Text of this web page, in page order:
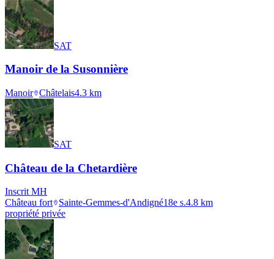
SAT
Manoir de la Susonnière
Manoir Châtelais4.3 km
SAT
Château de la Chetardière
Inscrit MH
Château fort
Sainte-Gemmes-d'Andigné18e s.4.8 km
propriété privée